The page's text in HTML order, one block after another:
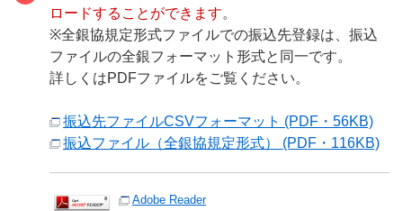
ロードすることができます。
※全銀協規定形式ファイルでの振込先登録は、振込
ファイルの全銀フォーマット形式と同一です。
詳しくはPDFファイルをご覧ください。
振込先ファイルCSVフォーマット (PDF・56KB)
振込ファイル（全銀協規定形式） (PDF・116KB)
Adobe Reader